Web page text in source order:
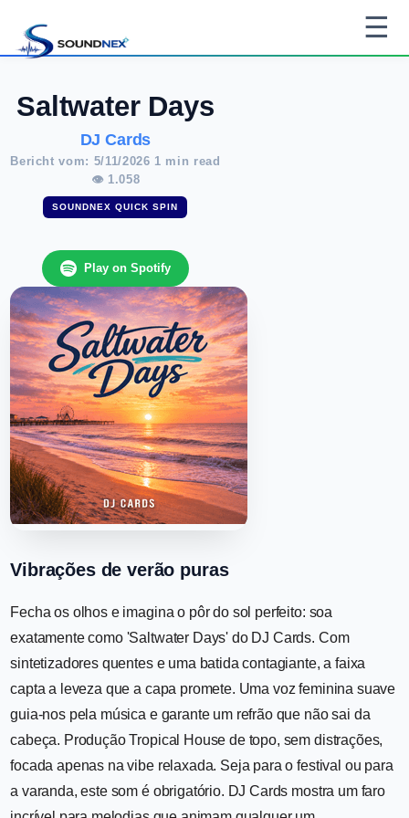
☰
Saltwater Days
DJ Cards
Bericht vom: 5/11/2026 1 min read
👁 1.058
SOUNDNEX QUICK SPIN
Play on Spotify
Vibrações de verão puras
Fecha os olhos e imagina o pôr do sol perfeito: soa
exatamente como 'Saltwater Days' do DJ Cards. Com
sintetizadores quentes e uma batida contagiante, a faixa
capta a leveza que a capa promete. Uma voz feminina suave
guia-nos pela música e garante um refrão que não sai da
cabeça. Produção Tropical House de topo, sem distrações,
focada apenas na vibe relaxada. Seja para o festival ou para
a varanda, este som é obrigatório. DJ Cards mostra um faro